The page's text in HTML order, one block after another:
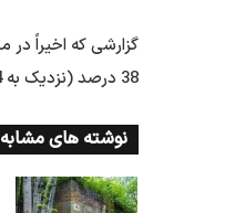
38 درصد (نزدیک به 4 مورد از هر 10 تشخیص) با 30 عامل خطر قابل اصلاح مرتبط است.
نوشته های مشابه